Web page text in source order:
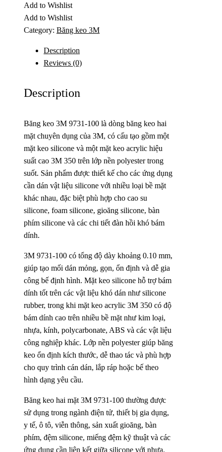
Add to Wishlist
Add to Wishlist
Category: Băng keo 3M
Description
Reviews (0)
Description
Băng keo 3M 9731-100 là dòng băng keo hai
mặt chuyên dụng của 3M, có cấu tạo gồm một
mặt keo silicone và một mặt keo acrylic hiệu
suất cao 3M 350 trên lớp nền polyester trong
suốt. Sản phẩm được thiết kế cho các ứng dụng
cần dán vật liệu silicone với nhiều loại bề mặt
khác nhau, đặc biệt phù hợp cho cao su
silicone, foam silicone, gioăng silicone, bàn
phím silicone và các chi tiết đàn hồi khó bám
dính.
3M 9731-100 có tổng độ dày khoảng 0.10 mm,
giúp tạo mối dán mỏng, gọn, ổn định và dễ gia
công bế định hình. Mặt keo silicone hỗ trợ bám
dính tốt trên các vật liệu khó dán như silicone
rubber, trong khi mặt keo acrylic 3M 350 có độ
bám dính cao trên nhiều bề mặt như kim loại,
nhựa, kính, polycarbonate, ABS và các vật liệu
công nghiệp khác. Lớp nền polyester giúp băng
keo ổn định kích thước, dễ thao tác và phù hợp
cho quy trình cán dán, lắp ráp hoặc bế theo
hình dạng yêu cầu.
Băng keo hai mặt 3M 9731-100 thường được
sử dụng trong ngành điện tử, thiết bị gia dụng,
y tế, ô tô, viễn thông, sản xuất gioăng, bàn
phím, đệm silicone, miếng đệm kỹ thuật và các
ứng dụng cần liên kết giữa silicone với nhựa,